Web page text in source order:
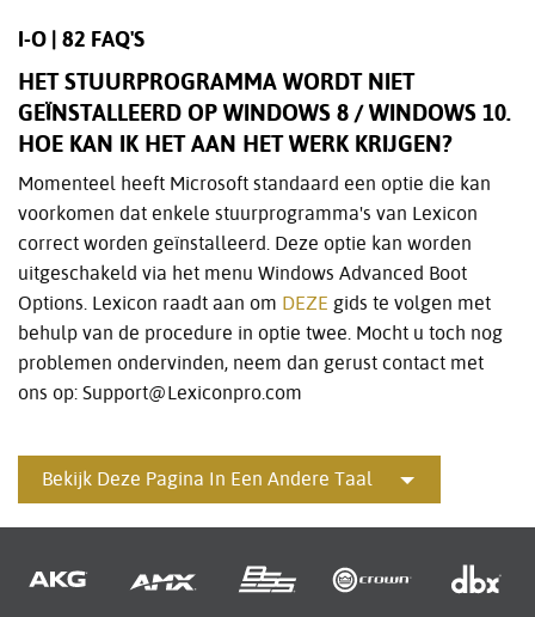
I-O | 82 FAQ'S
HET STUURPROGRAMMA WORDT NIET
GEÏNSTALLEERD OP WINDOWS 8 / WINDOWS 10.
HOE KAN IK HET AAN HET WERK KRIJGEN?
Momenteel heeft Microsoft standaard een optie die kan
voorkomen dat enkele stuurprogramma's van Lexicon
correct worden geïnstalleerd. Deze optie kan worden
uitgeschakeld via het menu Windows Advanced Boot
Options. Lexicon raadt aan om DEZE gids te volgen met
behulp van de procedure in optie twee. Mocht u toch nog
problemen ondervinden, neem dan gerust contact met
ons op: Support@Lexiconpro.com
Bekijk Deze Pagina In Een Andere Taal